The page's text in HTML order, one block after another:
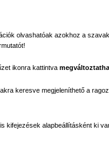
olvashatóak azokhoz a
ikonra kattintva
keresve megjeleníthető a
kifejezések alapbeállításként ki